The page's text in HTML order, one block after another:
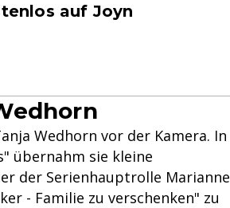
auf Joyn
Wedhorn vor der Kamera. In
übernahm sie kleine
der Serienhauptrolle Marianne
- Familie zu verschenken" zu